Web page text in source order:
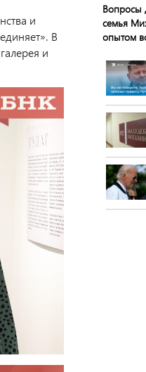
и
В
и
Вопросы
семья
опытом